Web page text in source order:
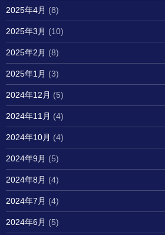
2025年4月 (8)
2025年3月 (10)
2025年2月 (8)
2025年1月 (3)
2024年12月 (5)
2024年11月 (4)
2024年10月 (4)
2024年9月 (5)
2024年8月 (4)
2024年7月 (4)
2024年6月 (5)